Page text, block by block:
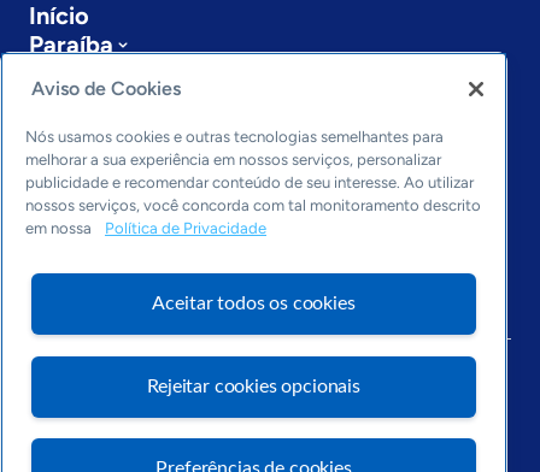
Início
Paraíba
Sobre a ASN
Últimas notícias
Entre em contato
Editorias
Economia & Política
Inovação & Tecnologia
Cultura empreendedora
Arquivo
Aviso de Cookies
Nós usamos cookies e outras tecnologias semelhantes para
melhorar a sua experiência em nossos serviços, personalizar
publicidade e recomendar conteúdo de seu interesse. Ao utilizar
nossos serviços, você concorda com tal monitoramento descrito
em nossa
Política de Privacidade
Aceitar todos os cookies
Rejeitar cookies opcionais